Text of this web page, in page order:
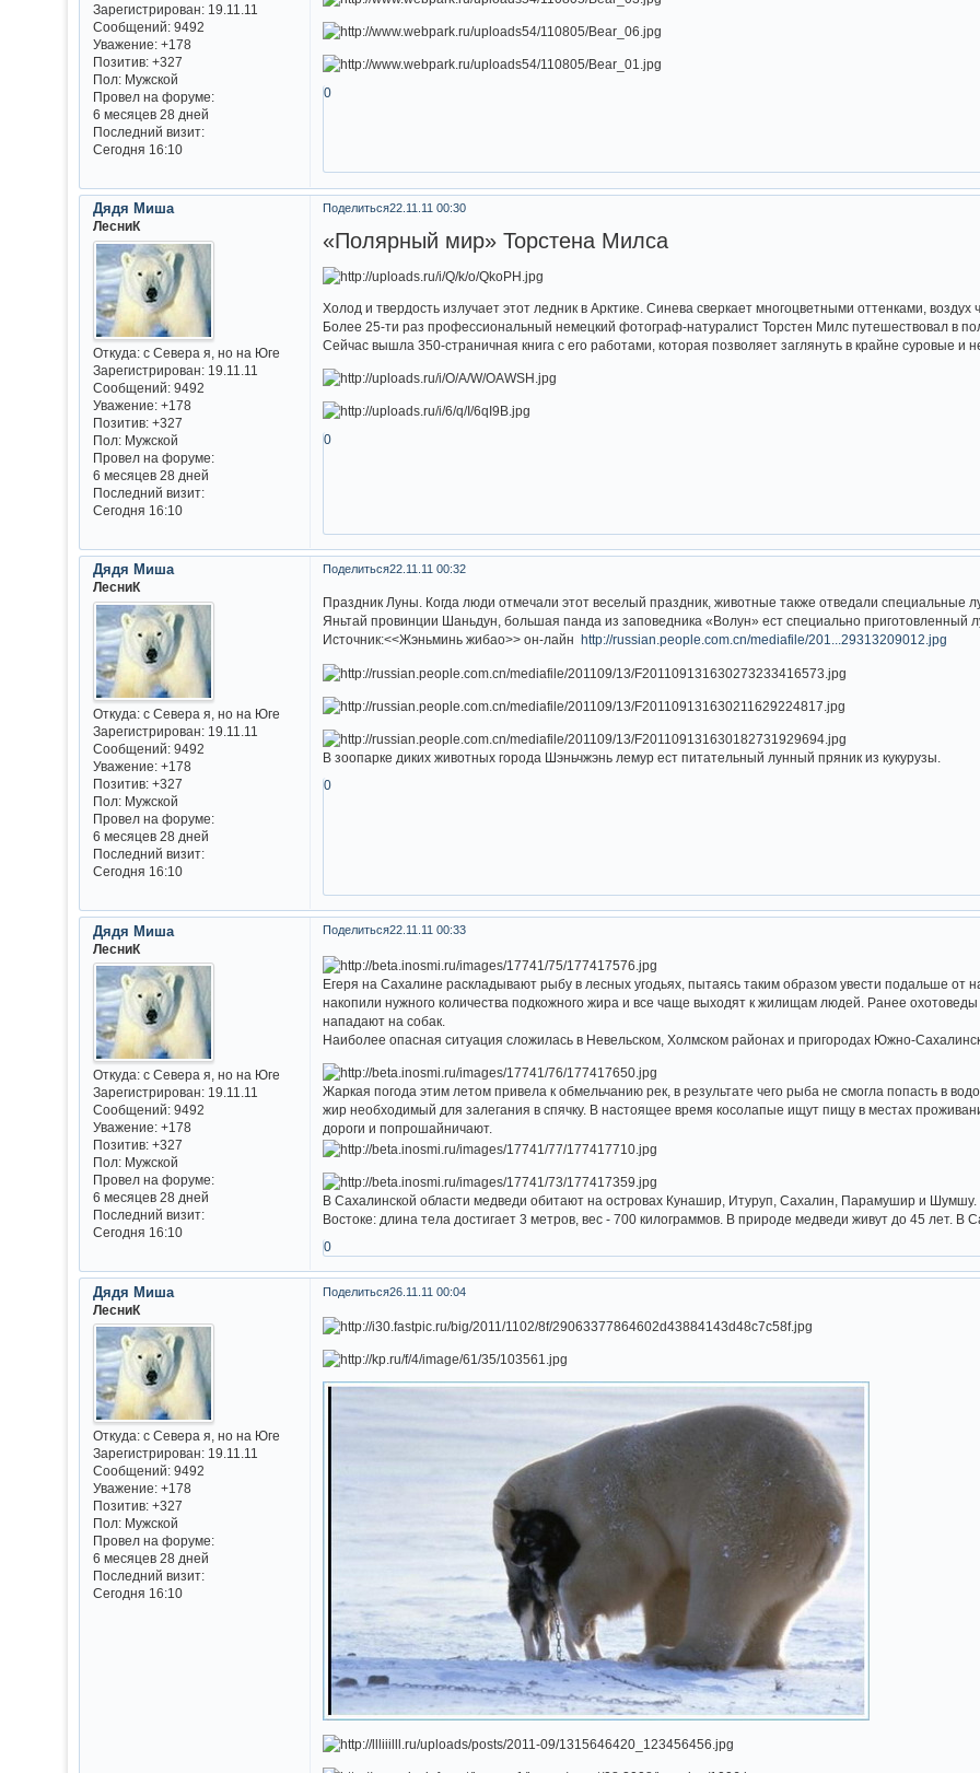
Зарегистрирован: 19.11.11
Сообщений:9492
Уважение: +178
Позитив: +327
Пол:Мужской
Провел на форуме:
6 месяцев 28 дней
Последний визит:
Сегодня 16:10
0
Поделиться22.11.11 00:30
Дядя Миша
ЛесниК
Откуда:с Севера я, но на Юге
Зарегистрирован: 19.11.11
Сообщений:9492
Уважение: +178
Позитив: +327
Пол:Мужской
Провел на форуме:
6 месяцев 28 дней
Последний визит:
Сегодня 16:10
«Полярный мир» Торстена Милса
Холод и твердость излучает этот ледник в Арктике. Синева сверкает многоцветными оттенками, воздух
Более 25-ти раз профессиональный немецкий фотограф-натуралист Торстен Милс путешествовал в
Сейчас вышла 350-страничная книга с его работами, которая позволяет заглянуть в крайне суровые
0
Поделиться22.11.11 00:32
Дядя Миша
ЛесниК
Откуда:с Севера я, но на Юге
Зарегистрирован: 19.11.11
Сообщений:9492
Уважение: +178
Позитив: +327
Пол:Мужской
Провел на форуме:
6 месяцев 28 дней
Последний визит:
Сегодня 16:10
Праздник Луны. Когда люди отмечали этот веселый праздник, животные также отведали специальные
Яньтай провинции Шаньдун, большая панда из заповедника «Волун» ест специально приготовленный
Источник:<<Жэньминь жибао>> он-лайн
http://russian.people.com.cn/mediafile/201...29313209012.jpg
В зоопарке диких животных города Шэньчжэнь лемур ест питательный лунный пряник из кукурузы.
0
Поделиться22.11.11 00:33
Дядя Миша
ЛесниК
Откуда:с Севера я, но на Юге
Зарегистрирован: 19.11.11
Сообщений:9492
Уважение: +178
Позитив: +327
Пол:Мужской
Провел на форуме:
6 месяцев 28 дней
Последний визит:
Сегодня 16:10
Егеря на Сахалине раскладывают рыбу в лесных угодьях, пытаясь таким образом увести подальше от
накопили нужного количества подкожного жира и все чаще выходят к жилищам людей. Ранее
нападают на собак.
Наиболее опасная ситуация сложилась в Невельском, Холмском районах и пригородах Южно-
Жаркая погода этим летом привела к обмельчанию рек, в результате чего рыба не смогла попасть в
жир необходимый для залегания в спячку. В настоящее время косолапые ищут пищу в местах
дороги и попрошайничают.
В Сахалинской области медведи обитают на островах Кунашир, Итуруп, Сахалин, Парамушир и
Востоке: длина тела достигает 3 метров, вес - 700 килограммов. В природе медведи живут до 45 лет. В
0
Поделиться26.11.11 00:04
Дядя Миша
ЛесниК
Откуда:с Севера я, но на Юге
Зарегистрирован: 19.11.11
Сообщений:9492
Уважение: +178
Позитив: +327
Пол:Мужской
Провел на форуме:
6 месяцев 28 дней
Последний визит:
Сегодня 16:10